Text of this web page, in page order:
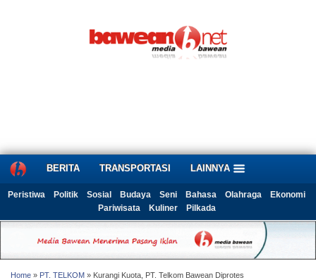
BERITA TRANSPORTASI LAINNYA
Peristiwa Politik Sosial Budaya Seni Bahasa Olahraga
Ekonomi
Pariwisata
Kuliner Pilkada
Home » PT. TELKOM » Kurangi Kuota, PT. Telkom Bawean Diprotes